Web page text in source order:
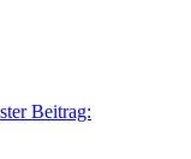
Beitrag: